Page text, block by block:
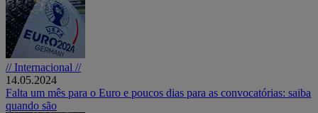
// Internacional //
14.05.2024
Falta um mês para o Euro e poucos dias para as convocatórias: saiba
quando são